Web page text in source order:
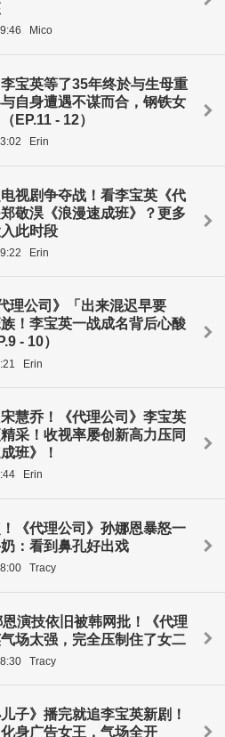
Mico
李宝英等了35年终於与生母重
自身遭遇不谋而合，钢铁女
EP.11 - 12）
Erin
视剧争夺战！看李宝英《代
敬淏《浪漫速成班》？更多
此时段
Erin
理公司》「出来混迟早要
！李宝英一战成名背后心酸
- 10）
Erin
慧乔！《代理公司》李宝英
采！收视率屡创新高力压同
班》！
Erin
《代理公司》孙娜恩暴怒一
：看到鼻孔好出戏
Tracy
演技依旧被韩网批！《代理
场太强，完全压制住了女二
Tracy
儿子》播完就追李宝英新剧！
化身广告女王，气场全开